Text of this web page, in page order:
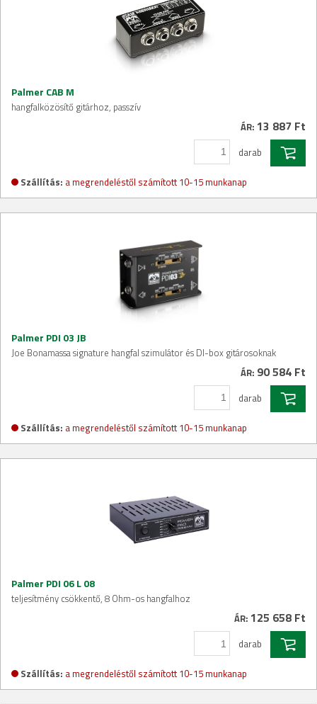
Palmer CAB M
hangfalközösítő gitárhoz, passzív
ÁR: 13 887 Ft
darab
Szállítás: a megrendeléstől számított 10-15 munkanap
Palmer PDI 03 JB
Joe Bonamassa signature hangfal szimulátor és DI-box gitárosoknak
ÁR: 90 584 Ft
darab
Szállítás: a megrendeléstől számított 10-15 munkanap
Palmer PDI 06 L 08
teljesítmény csökkentő, 8 Ohm-os hangfalhoz
ÁR: 125 658 Ft
darab
Szállítás: a megrendeléstől számított 10-15 munkanap